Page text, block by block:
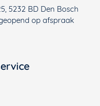
5232 BD Den Bosch
op afspraak